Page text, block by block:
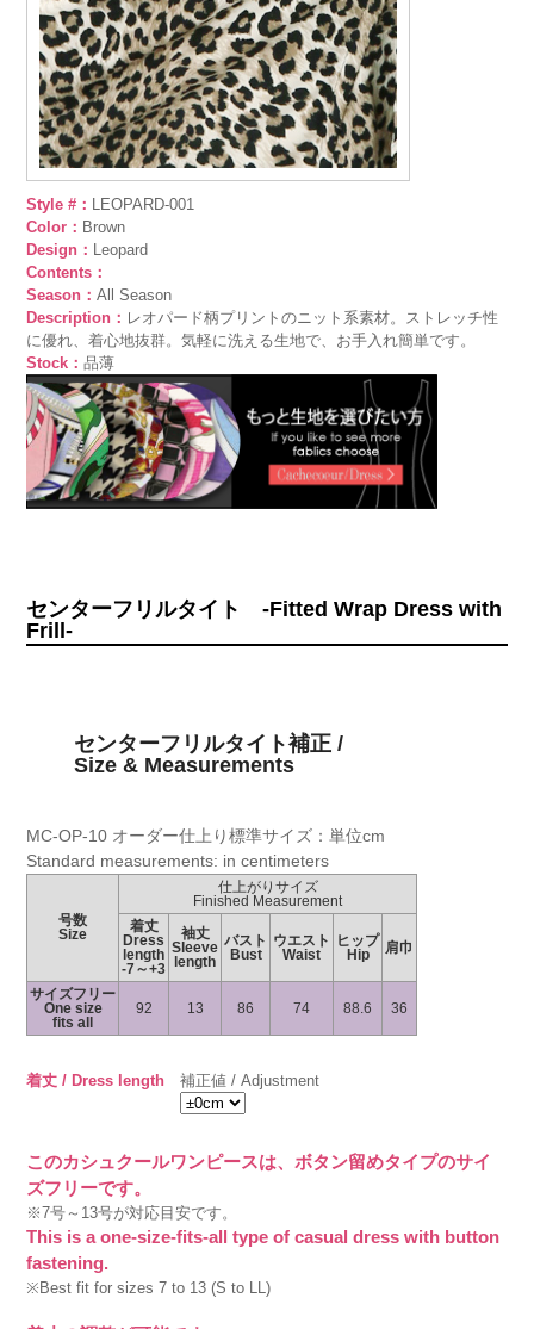
Style #：
LEOPARD-001
Color： Brown
Design：
Leopard
Contents：
Season：All Season
Description： レオパード柄プリントのニット系素材。ストレッチ性
に優れ、着心地抜群。気軽に洗える生地で、お手入れ簡単です。
Stock：品薄
センターフリルタイト -Fitted Wrap Dress with
Frill-
センターフリルタイト補正 /
Size & Measurements
MC-OP-10 オーダー仕上り標準サイズ：単位cm
Standard measurements: in centimeters
号数
Size
仕上がりサイズ
Finished Measurement
着丈
Dress
length
-7～+3
袖丈
Sleeve
length
バスト
Bust
ウエスト
Waist
ヒップ
Hip
肩巾
サイズフリー
One size
fits all
92 13 86 74 88.6 36
着丈 / Dress length 補正値 / Adjustment
このカシュクールワンピースは、ボタン留めタイプのサイ
ズフリーです。
※7号～13号が対応目安です。
This is a one-size-fits-all type of casual dress with button
fastening.
※Best fit for sizes 7 to 13 (S to LL)